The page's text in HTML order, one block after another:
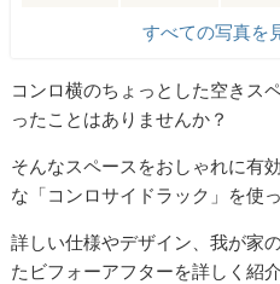
すべての写真を
コンロ横のちょっとした空きス
ったことはありませんか？
そんなスペースをおしゃれに有
な「コンロサイドラック」を使
詳しい仕様やデザイン、我が家
たビフォーアフターを詳しく紹介